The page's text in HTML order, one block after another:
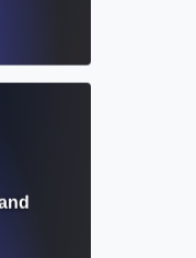
Responsibilities in